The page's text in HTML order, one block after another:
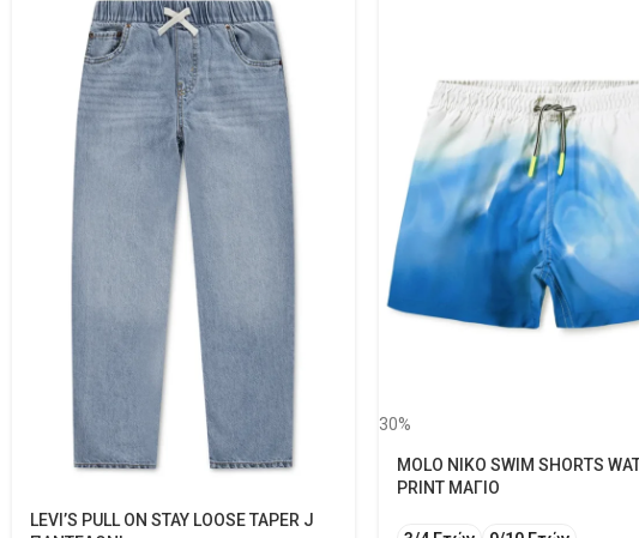
LEVI’S PULL ON STAY LOOSE TAPER J
30%
MOLO NIKO SWIM SHORTS
PRINT ΜΑΓΙΟ